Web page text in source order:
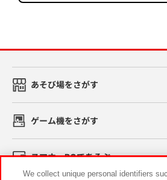
あそび場をさがす
ゲーム機をさがす
スマホ・PCであそぶ
We collect unique personal identifiers